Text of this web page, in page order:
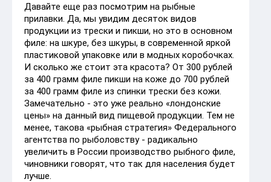
Давайте еще раз посмотрим на рыбные
прилавки. Да, мы увидим десяток видов
продукции из трески и пикши, но это в основном
филе: на шкуре, без шкуры, в современной яркой
пластиковой упаковке или в модных коробочках.
И сколько же стоит эта красота? От 300 рублей
за 400 грамм филе пикши на коже до 700 рублей
за 400 грамм филе из спинки трески без кожи.
Замечательно - это уже реально «лондонские
цены» на данный вид пищевой продукции. Тем не
менее, такова «рыбная стратегия» Федерального
агентства по рыболовству - радикально
увеличить в России производство рыбного филе,
чиновники говорят, что так для населения будет
лучше.